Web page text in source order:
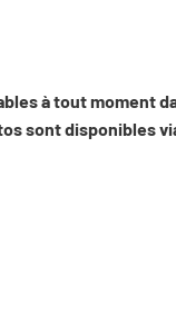
à tout moment
sont disponibles